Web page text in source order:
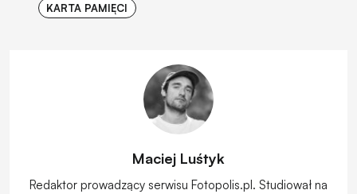
KARTA PAMIĘCI
Maciej Luśtyk
Redaktor prowadzący serwisu Fotopolis.pl. Studiował na